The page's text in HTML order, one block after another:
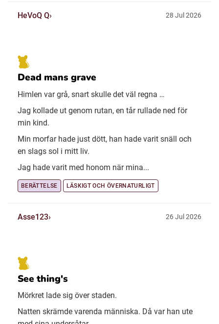
HeVoQ Q 28 Jul 2026
Dead mans grave
Himlen var grå, snart skulle det väl regna …
Jag kollade ut genom rutan, en tår rullade ned för
min kind.
Min morfar hade just dött, han hade varit snäll och
en slags sol i mitt liv.
Jag hade varit med honom när mina...
BERÄTTELSE LÄSKIGT OCH ÖVERNATURLIGT
Asse123 26 Jul 2026
See thing's
Mörkret lade sig över staden.
Natten skrämde varenda människa. Då var han ute